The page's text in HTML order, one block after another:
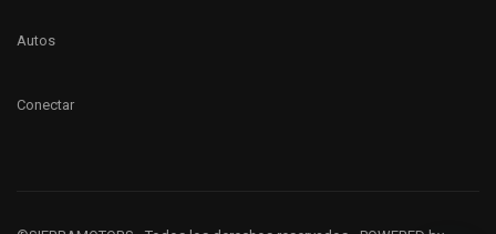
Autos
Conectar